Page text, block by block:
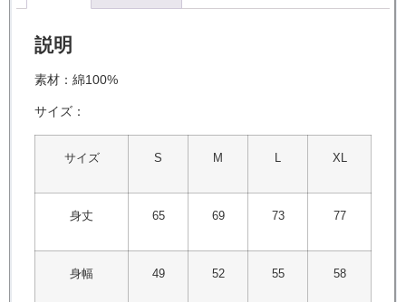
説明
素材：綿100%
サイズ：
サイズ S M L XL
身丈 65 69 73 77
身幅 49 52 55 58